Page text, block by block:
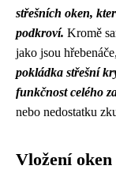
střešních oken,
podkroví. Kromě
jako jsou
pokládka střešní
funkčnost celého
nebo nedostatku
Vložení